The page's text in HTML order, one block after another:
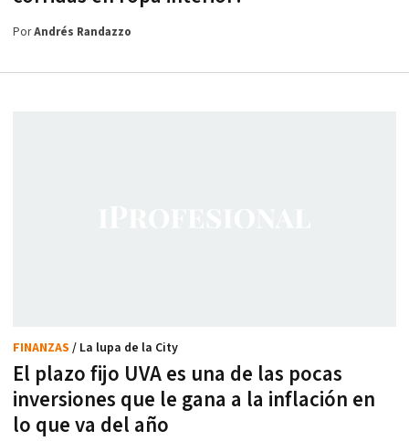
PorAndrés Randazzo
El plazo fijo UVA es una de las pocas
inversiones que le gana a la inflación en
lo que va del año
FINANZAS / La lupa de la City